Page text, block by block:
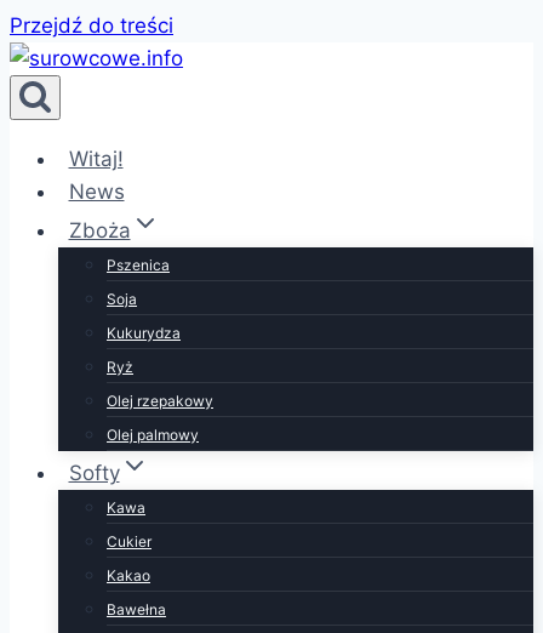
Przejdź do treści
Witaj!
News
Zboża
Pszenica
Soja
Kukurydza
Ryż
Olej rzepakowy
Olej palmowy
Softy
Kawa
Cukier
Kakao
Bawełna